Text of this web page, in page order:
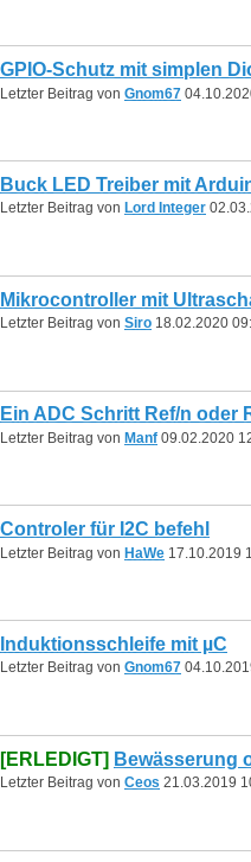
Letzter Beitrag von Gnom67
Buck LED Treiber mit
Letzter Beitrag von Lord Integer
Letzter Beitrag von Siro 18.02.2020
Letzter Beitrag von Manf 09.02.2020
Controler für I2C befehl
Letzter Beitrag von HaWe 17.10.2019
Induktionsschleife mit µC
Letzter Beitrag von Gnom67
[ERLEDIGT] Bewässerung
Letzter Beitrag von Ceos 21.03.2019